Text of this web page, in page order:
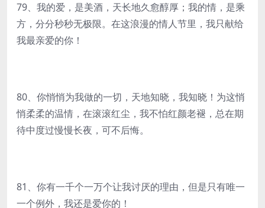
79、我的爱，是美酒，天长地久愈醇厚；我的情，是乘
方，分分秒秒无极限。在这浪漫的情人节里，我只献给
我最亲爱的你！
80、你悄悄为我做的一切，天地知晓，我知晓！为这悄
悄柔柔的温情，在滚滚红尘，我不怕红颜老褪，总在期
待中度过慢慢长夜，可不后悔。
81、你有一千个一万个让我讨厌的理由，但是只有唯一
一个例外，我还是爱你的！